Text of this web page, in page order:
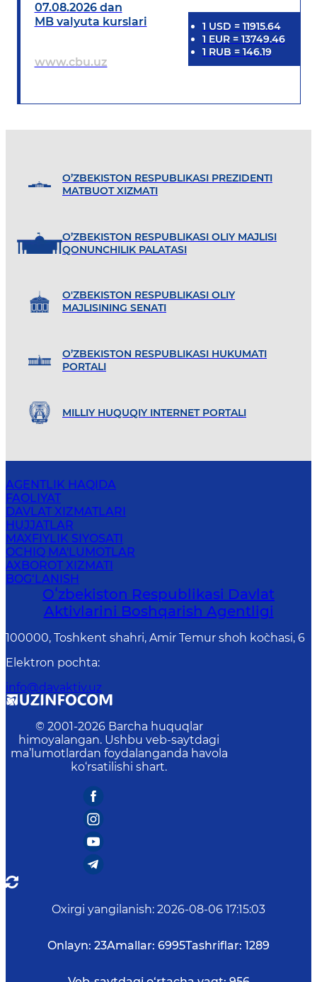
07.08.2026 dan
MB valyuta kurslari
www.cbu.uz
1 USD = 11915.64
1 EUR= 13749.46
1 RUB = 146.19
O’ZBEKISTON RESPUBLIKASI PREZIDENTI
MATBUOT XIZMATI
O’ZBEKISTON RESPUBLIKASI OLIY MAJLISI
QONUNCHILIK PALATASI
O'ZBEKISTON RESPUBLIKASI OLIY
MAJLISINING SENATI
O’ZBEKISTON RESPUBLIKASI HUKUMATI
PORTALI
MILLIY HUQUQIY INTERNET PORTALI
AGENTLIK HAQIDA
FAOLIYAT
DAVLAT XIZMATLARI
HUJJATLAR
MAXFIYLIK SIYOSATI
OCHIQ MA'LUMOTLAR
AXBOROT XIZMATI
BOG‘LANISH
Oʻzbekiston Respublikasi Davlat
Aktivlarini Boshqarish Agentligi
100000, Toshkent shahri, Amir Temur shoh ko`chasi, 6
Elektron pochta:
info@davaktiv.uz
© 2001-2026 Barcha huquqlar
himoyalangan. Ushbu veb-saytdagi
ma’lumotlardan foydalanganda havola
ko‘rsatilishi shart.
Oxirgi yangilanish: 2026-08-06 17:15:03
Onlayn: 23Amallar: 6995Tashriflar: 1289